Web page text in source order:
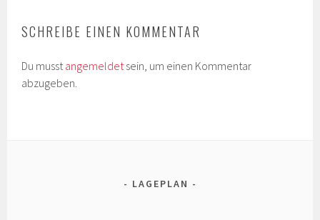
SCHREIBE EINEN KOMMENTAR
Du musstangemeldetsein, um einen Kommentar
abzugeben.
LAGEPLAN